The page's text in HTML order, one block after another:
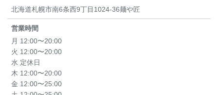
北海道札幌市南6条西9丁目1024-36麺や匠
営業時間
月 12:00〜20:00
火 12:00〜20:00
水 定休日
木 12:00〜20:00
金 12:00〜25:00